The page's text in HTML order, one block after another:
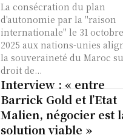
La consécration du plan
d'autonomie par la "raison
internationale" le 31 octobre
2025 aux nations-unies
la souveraineté du Maroc
droit de...
Interview : « entre
Barrick Gold et l’Etat
Malien, négocier est
solution viable »